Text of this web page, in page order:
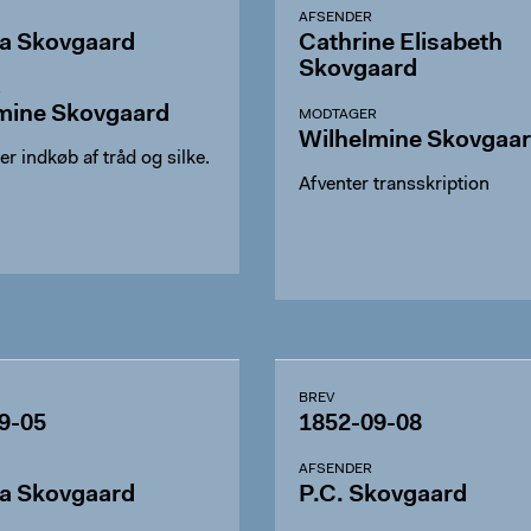
Skovgaard
Skovgaard
indkøb af tråd og silke.
AFSENDER
Cathrine Elisabeth
Skovgaard
MODTAGER
Wilhelmine
Afventer transskription
05
Skovgaard
BREV
1852-09-08
AFSENDER
P.C. Skovgaard